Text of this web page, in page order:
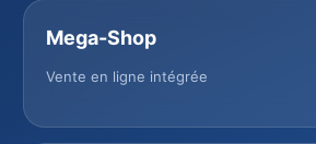
Mega-Shop
Vente en ligne intégrée